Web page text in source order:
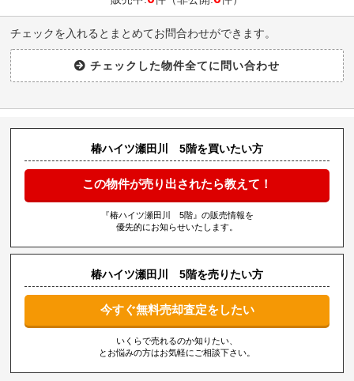
チェックを入れるとまとめてお問合わせができます。
椿ハイツ瀬田川 5階を買いたい方
この物件が売り出されたら教えて！
『椿ハイツ瀬田川 5階』の販売情報を
優先的にお知らせいたします。
椿ハイツ瀬田川 5階を売りたい方
今すぐ無料売却査定をしたい
いくらで売れるのか知りたい、
とお悩みの方はお気軽にご相談下さい。